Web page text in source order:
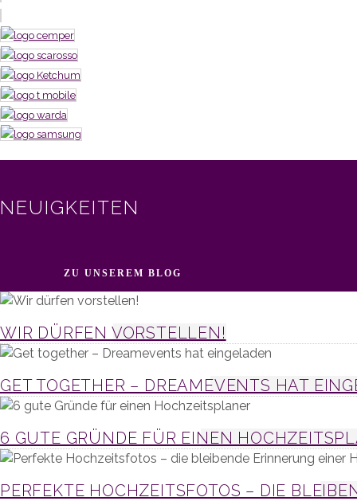
NEUIGKEITEN
ZU UNSEREM BLOG
WIR DÜRFEN VORSTELLEN!
GET TOGETHER – DREAMEVENTS HAT
6 GUTE GRÜNDE FÜR EINEN
PERFEKTE HOCHZEITSFOTOS – DIE